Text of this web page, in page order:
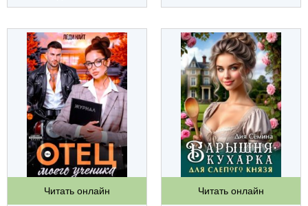
Читать онлайн Читать онлайн